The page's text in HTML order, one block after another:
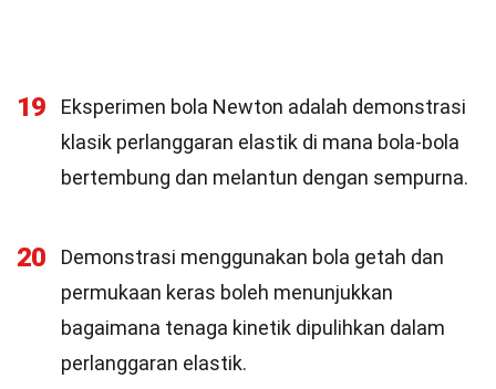
19
Eksperimen bola Newton adalah demonstrasi
klasik perlanggaran elastik di mana bola-bola
bertembung dan melantun dengan sempurna.
20
Demonstrasi menggunakan bola getah dan
permukaan keras boleh menunjukkan
bagaimana tenaga kinetik dipulihkan dalam
perlanggaran elastik.